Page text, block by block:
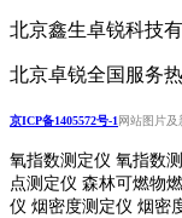
北京鑫生卓锐科技
北京卓锐全国服务热
京ICP备1405572号-1网站图片及
氧指数测定仪 氧指数
点测定仪 森林可燃物
仪 烟密度测定仪 烟密